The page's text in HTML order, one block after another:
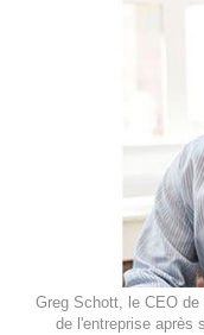
Greg Schott, le CEO
de l'entreprise après